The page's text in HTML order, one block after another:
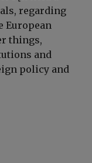
regarding
European
things,
and
policy and